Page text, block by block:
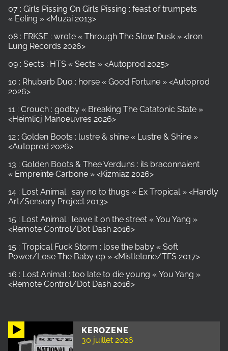
KEROZENE
30 juillet 2026
07 : Girls Pissing On Girls Pissing : feast of trumpets
« Eeling » <Muzai 2013>
08 : FRKSE : wrote « Through The Slow Dusk » <Iron
Lung Records 2026>
09 : Sects : HTS « Sects » <Autoprod 2025>
10 : Rhubarb Duo : horse « Good Fortune » <Autoprod
2026>
11 : Crouch : godby « Breaking The Catatonic State »
<Heimlicj Manoeuvres 2026>
12 : Golden Boots : lustre & shine « Lustre & Shine »
<Autoprod 2026>
13 : Golden Boots & Thee Verduns : ils braconnaient
« Empreinte Carbone » <Kizmiaz 2026>
14 : Lost Animal : say no to thugs « Ex Tropical » <Hardly
Art/Sensory Project 2013>
15 : Lost Animal : leave it on the street « You Yang »
<Remote Control/Dot Dash 2016>
15 : Tropical Fuck Storm : lose the baby « Soft
Power/Lose The Baby ep » <Mistletone/TFS 2017>
16 : Lost Animal : too late to die young « You Yang »
<Remote Control/Dot Dash 2016>